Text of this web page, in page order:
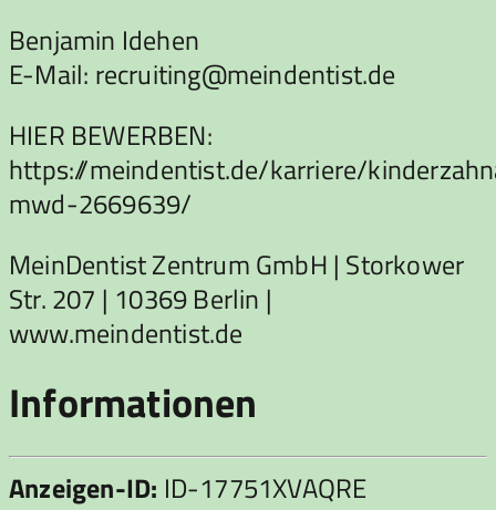
Benjamin Idehen
E-Mail: recruiting@meindentist.de
HIER BEWERBEN:
https://meindentist.de/karriere/
mwd-2669639/
MeinDentist Zentrum GmbH | Storkower
Str. 207 | 10369 Berlin |
www.meindentist.de
Informationen
Anzeigen-ID: ID-17751XVAQRE